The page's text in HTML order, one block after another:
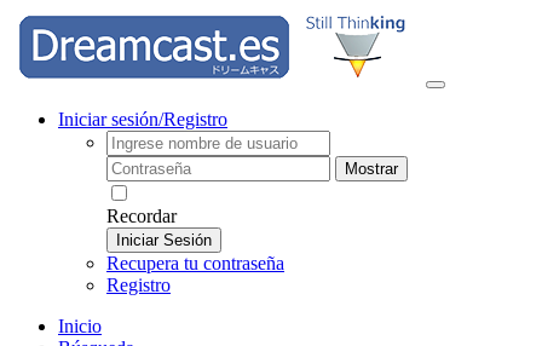
Iniciar sesión/Registro
Mostrar
Recordar
Iniciar Sesión
Recupera tu contraseña
Registro
Inicio